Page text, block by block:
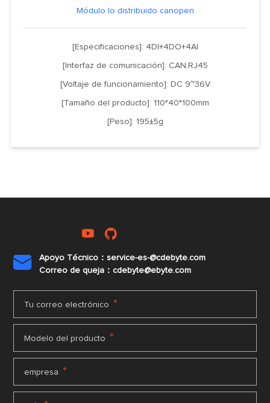
Módulo Io distribuido canopen
[Especificaciones]: 4DI+4DO+4AI
[Interfaz de comunicación]: CAN,RJ45
[Voltaje de funcionamiento]: DC 9~36V
[Tamaño del producto]: 110*40*100mm
[Peso]: 195±5g

Apoyo Técnico：service-es-@cdebyte.com
Correo de queja：cdebyte@ebyte.com
Tu correo electrónico *
Modelo del producto *
empresa *